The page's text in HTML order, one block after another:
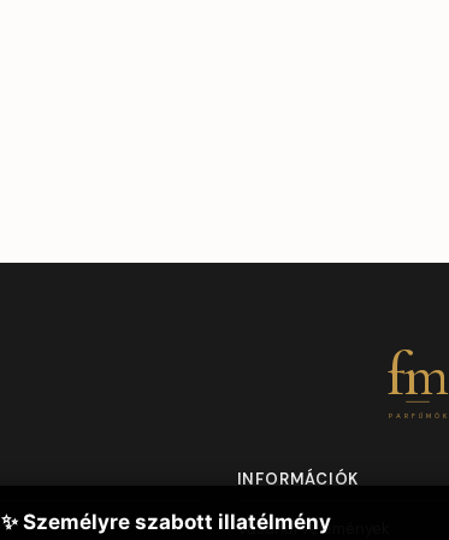
fm
PARFÜMÖK
INFORMÁCIÓK
Vásárlói vélemények
✨ Személyre szabott illatélmény